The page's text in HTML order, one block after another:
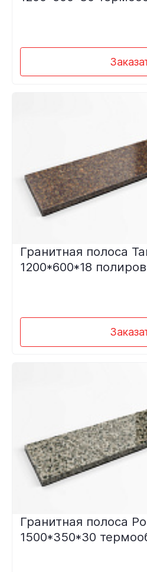
Гранитная полоса
1200*600*18
Гранитная полоса
1500*350*30